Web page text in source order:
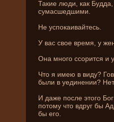
Такие люди, как
сумасшедшими.
Не успокаивайтесь.
У вас свое время, у
Она много ссорится и
Что я имею в виду?
были в уединени­и?
И даже после этого
потому что вдруг бы
бы его.